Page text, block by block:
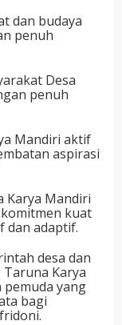
dan budaya
penuh
Desa
penuh
Mandiri aktif
aspirasi
Karya Mandiri
kuat
dan adaptif.
desa dan
Karya
yang
bagi